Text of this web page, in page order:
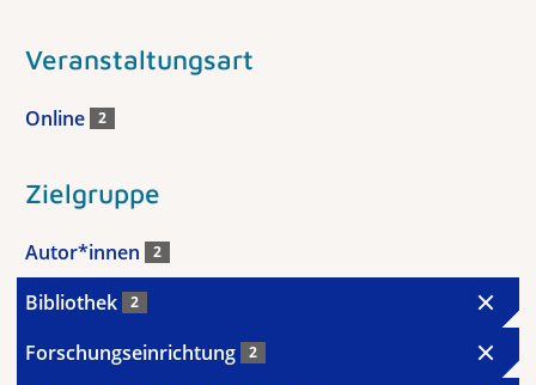
Veranstaltungsart
Online 2
Zielgruppe
Autor*innen 2
Bibliothek 2
Forschungseinrichtung 2